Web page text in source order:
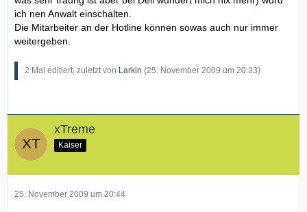
ich nen Anwalt einschalten.
Die Mitarbeiter an der Hotline können sowas auch nur immer
weitergeben.
2 Mal editiert, zuletzt von Larkin (25. November 2009 um 20:33)
xTreme
Kaiser
25. November 2009 um 20:44